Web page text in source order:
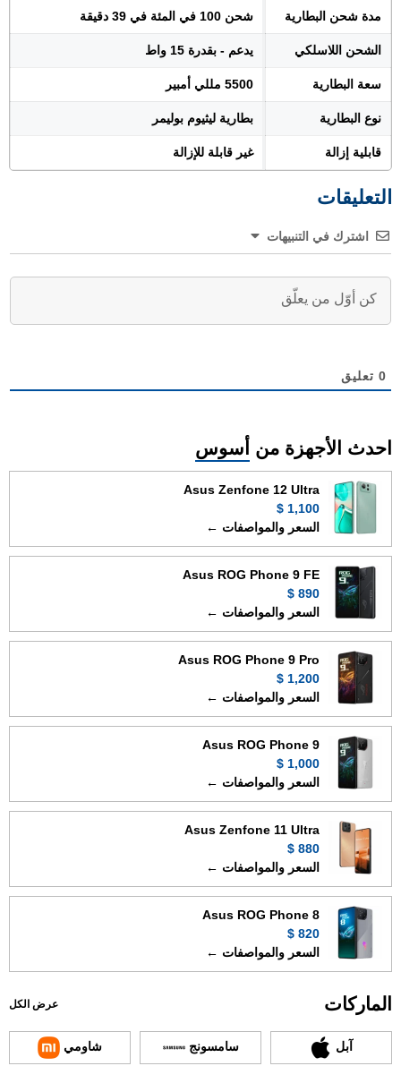
مدة شحن البطارية شحن 100 في المئة في 39 دقيقة
الشحن اللاسلكي يدعم - بقدرة 15 واط
سعة البطارية 5500 مللي أمبير
نوع البطارية بطارية ليثيوم بوليمر
قابلية إزالة غير قابلة للإزالة
التعليقات
اشترك في التنبيهات
0 تعليق
احدث الأجهزة من أسوس
Asus Zenfone 12 Ultra
1,100 $
السعر والمواصفات ←
Asus ROG Phone 9 FE
890 $
السعر والمواصفات ←
Asus ROG Phone 9 Pro
1,200 $
السعر والمواصفات ←
Asus ROG Phone 9
1,000 $
السعر والمواصفات ←
Asus Zenfone 11 Ultra
880 $
السعر والمواصفات ←
Asus ROG Phone 8
820 $
السعر والمواصفات ←
الماركات عرض الكل
آبل سامسونج شاومي